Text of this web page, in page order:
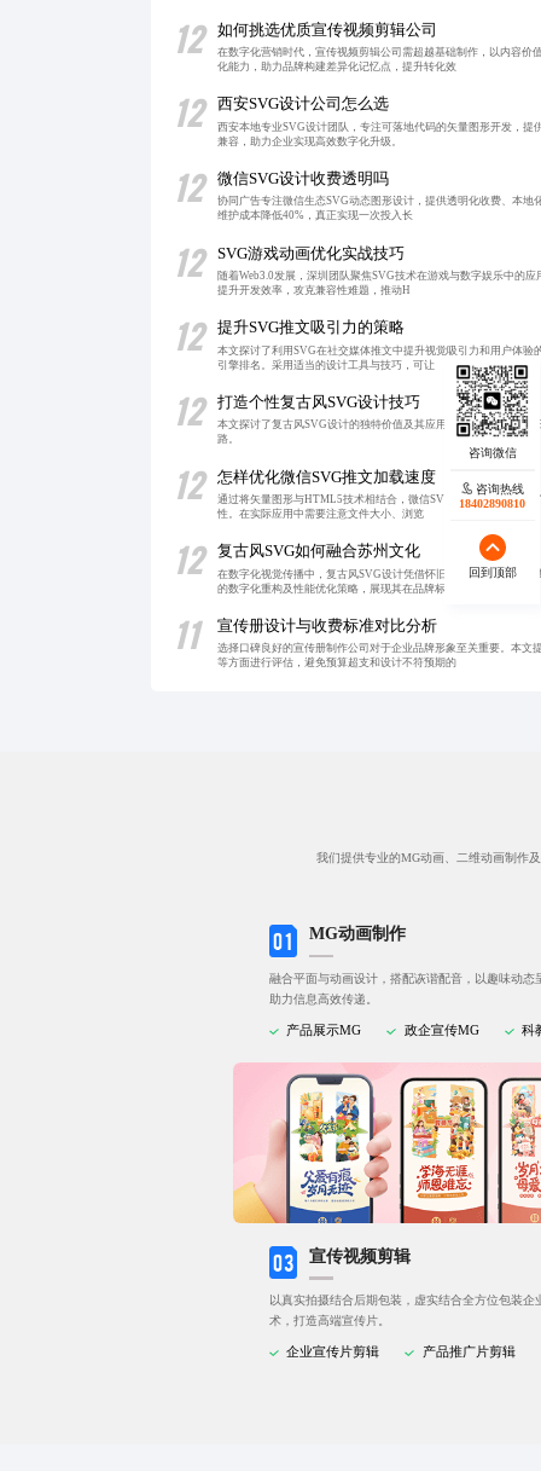
12 如何挑选优质宣传视频剪辑公司
在数字化营销时代，宣传视频剪辑公司需超越基础制作，以内容
化能力，助力品牌构建差异化记忆点，提升转化效
12 西安SVG设计公司怎么选
西安本地专业SVG设计团队，专注可落地代码的矢量图形开发，
兼容，助力企业实现高效数字化升级。
12 微信SVG设计收费透明吗
协同广告专注微信生态SVG动态图形设计，提供透明化收费、本
维护成本降低40%，真正实现一次投入长
12 SVG游戏动画优化实战技巧
随着Web3.0发展，深圳团队聚焦SVG技术在游戏与数字娱乐中的
提升开发效率，攻克兼容性难题，推动H
12 提升SVG推文吸引力的策略
本文探讨了利用SVG在社交媒体推文中提升视觉吸引力和用户体
引擎排名。采用适当的设计工具与技巧，可让
12 打造个性复古风SVG设计技巧
本文探讨了复古风SVG设计的独特价值及其应用前景。通过结合
路。
12 怎样优化微信SVG推文加载速度
通过将矢量图形与HTML5技术相结合，微信SVG推文设计提供了
性。在实际应用中需要注意文件大小、浏览
12 复古风SVG如何融合苏州文化
在数字化视觉传播中，复古风SVG设计凭借怀旧美学与高效兼容
的数字化重构及性能优化策略，展现其在品牌标
11 宣传册设计与收费标准对比分析
选择口碑良好的宣传册制作公司对于企业品牌形象至关重要。本
等方面进行评估，避免预算超支和设计不符预期的
我们提供专业的MG动画、二维动画制作
MG动画制作
融合平面与动画设计，搭配诙谐配音，以趣味动态
助力信息高效传递。
产品展示MG 政企宣传MG 科
宣传视频剪辑
以真实拍摄结合后期包装，虚实结合全方位包装企
术，打造高端宣传片。
企业宣传片剪辑 产品推广片剪辑
咨询热线
18402890810
回到顶部